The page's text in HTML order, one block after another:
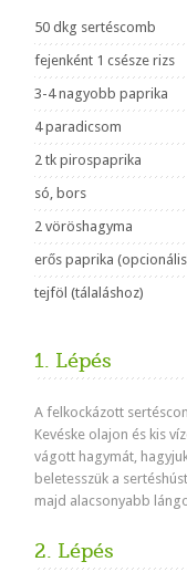
50 dkg sertéscomb
fejenként 1 csésze rizs
3-4 nagyobb paprika
4 paradicsom
2 tk pirospaprika
só, bors
2 vöröshagyma
erős paprika
tejföl (tálaláshoz)
1. Lépés
A felkockázott
Kevéske olajon és kis
vágott hagymát,
beletesszük a
majd alacsonyabb
2. Lépés